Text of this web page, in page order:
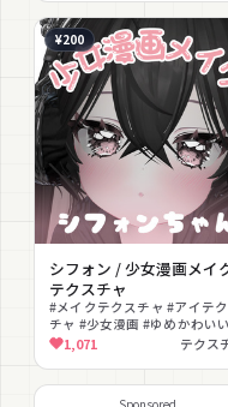
¥200
シフォン / 少女漫画メイ
テクスチャ
#メイクテクスチャ #アイテ
チャ #少女漫画 #ゆめかわい
うるうる瞳 #きゅんかわ #改
テクスチャ素材 #テクスチャ
1,071 テクス